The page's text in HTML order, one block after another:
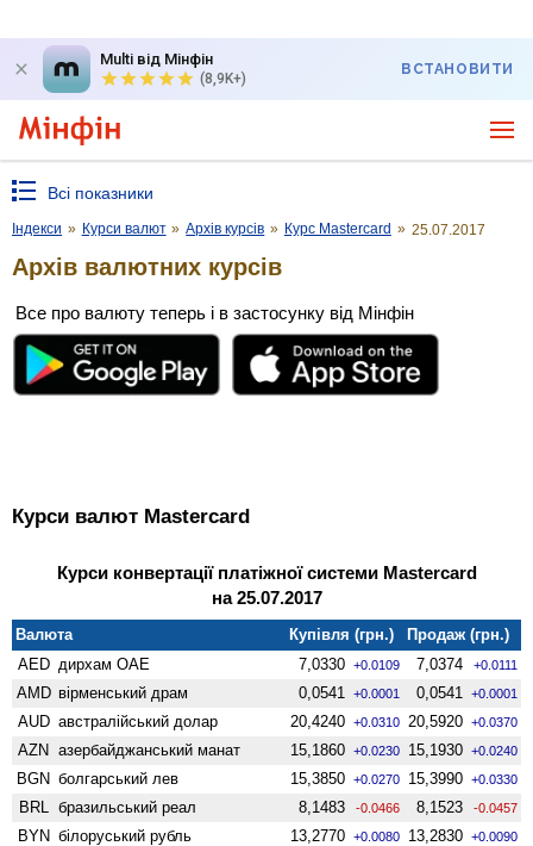
Multi від Мінфін
(8,9K+)
ВСТАНОВИТИ
Всі показники
Індекси » Курси валют » Архів курсів » Курс Mastercard » 25.07.2017
Архів валютних курсів
Все про валюту теперь і в застосунку від Мінфін
Курси валют Mastercard
Курси конвертації платіжної системи Mastercard
на 25.07.2017
Валюта Купівля (грн.)
Продаж (грн.)
AED дирхам ОАЕ 7,0330 +0.0109 7,0374 +0.0111
AMD вiрменський драм 0,0541 +0.0001 0,0541 +0.0001
AUD австралійський долар 20,4240 +0.0310 20,5920 +0.0370
AZN азербайджанський манат 15,1860 +0.0230 15,1930 +0.0240
BGN болгарський лев 15,3850 +0.0270 15,3990 +0.0330
BRL бразильський реал 8,1483 -0.0466 8,1523 -0.0457
BYN білоруський рубль 13,2770 +0.0080 13,2830 +0.0090